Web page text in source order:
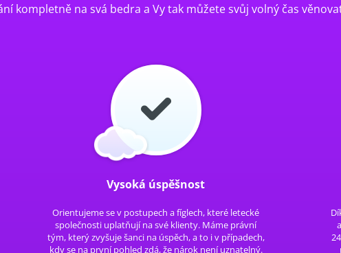
kompletně na svá bedra a Vy tak můžete svůj volný čas
Vysoká úspěšnost
Orientujeme se v postupech a fíglech, které letecké
společnosti uplatňují na své klienty. Máme právní
tým, který zvyšuje šanci na úspěch, a to i v případech,
kdy se na první pohled zdá, že nárok není uznatelný.